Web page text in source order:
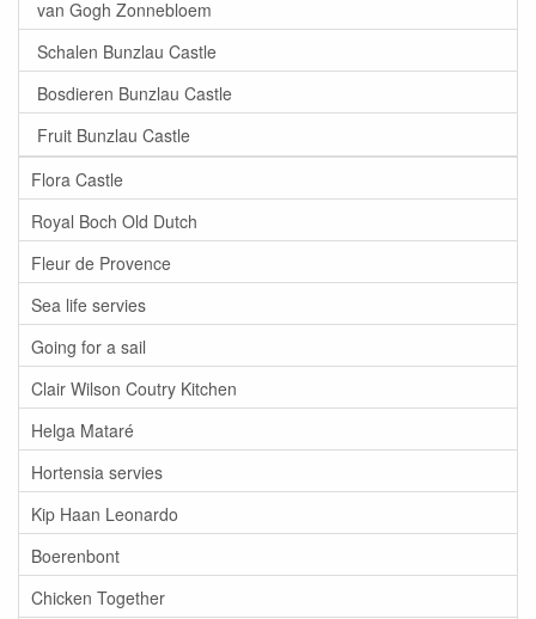
van Gogh Zonnebloem
Schalen Bunzlau Castle
Bosdieren Bunzlau Castle
Fruit Bunzlau Castle
Flora Castle
Royal Boch Old Dutch
Fleur de Provence
Sea life servies
Going for a sail
Clair Wilson Coutry Kitchen
Helga Mataré
Hortensia servies
Kip Haan Leonardo
Boerenbont
Chicken Together